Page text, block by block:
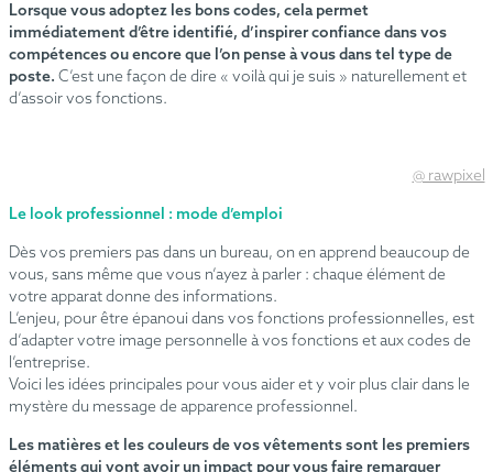
Lorsque vous adoptez les bons codes, cela permet
immédiatement d’être identifié, d’inspirer confiance dans vos
compétences ou encore que l’on pense à vous dans tel type de
poste. C’est une façon de dire « voilà qui je suis » naturellement et
d’assoir vos fonctions.
@ rawpixel
Le look professionnel : mode d’emploi
Dès vos premiers pas dans un bureau, on en apprend beaucoup de
vous, sans même que vous n’ayez à parler : chaque élément de
votre apparat donne des informations.
L’enjeu, pour être épanoui dans vos fonctions professionnelles, est
d’adapter votre image personnelle à vos fonctions et aux codes de
l’entreprise.
Voici les idées principales pour vous aider et y voir plus clair dans le
mystère du message de apparence professionnel.
Les matières et les couleurs de vos vêtements sont les premiers
éléments qui vont avoir un impact pour vous faire remarquer